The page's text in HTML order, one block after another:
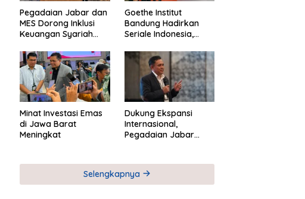
Pegadaian Jabar dan
MES Dorong Inklusi
Keuangan Syariah
UMKM
Goethe Institut
Bandung Hadirkan
Seriale Indonesia,
Global Industri Serial
Minat Investasi Emas
di Jawa Barat
Meningkat
Dukung Ekspansi
Internasional,
Pegadaian Jabar
Pegadaian Timor
Leste
Selengkapnya